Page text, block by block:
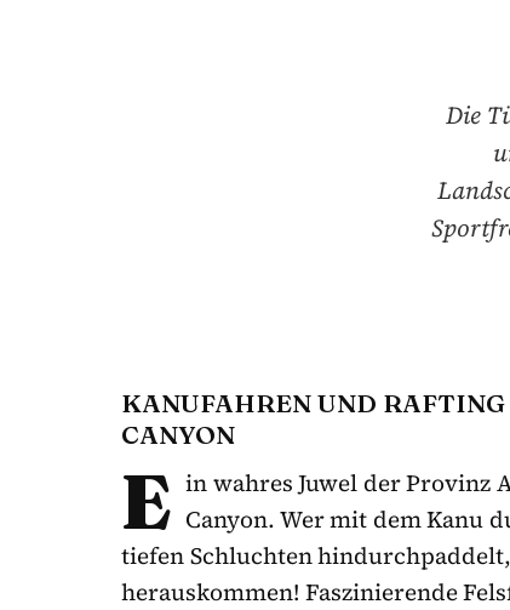
Die
KANUFAHREN UND
CANYON
E in wahres Juwel der Provinz
Canyon. Wer mit dem Kanu
tiefen Schluchten
herauskommen! Faszinierende